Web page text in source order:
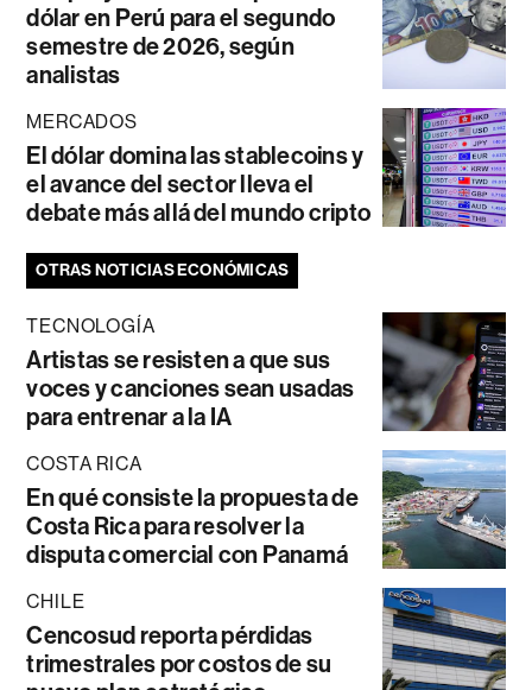
dólar en Perú para el segundo
semestre de 2026, según
analistas
MERCADOS
El dólar domina las stablecoins y
el avance del sector lleva el
debate más allá del mundo cripto
OTRAS NOTICIAS ECONÓMICAS
TECNOLOGÍA
Artistas se resisten a que sus
voces y canciones sean usadas
para entrenar a la IA
COSTA RICA
En qué consiste la propuesta de
Costa Rica para resolver la
disputa comercial con Panamá
CHILE
Cencosud reporta pérdidas
trimestrales por costos de su